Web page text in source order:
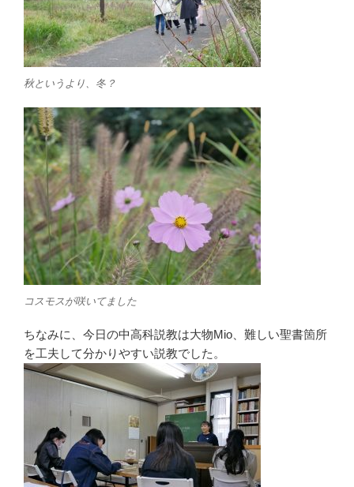
秋というより、冬？
コスモスが咲いてました
ちなみに、今日の中高科説教は大物Mio、難しい聖書箇所
を工夫して分かりやすい説教でした。